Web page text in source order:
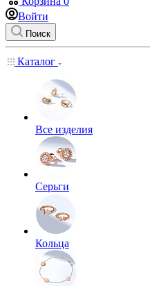
Войти
Поиск
Каталог
Все изделия
Серьги
Кольца